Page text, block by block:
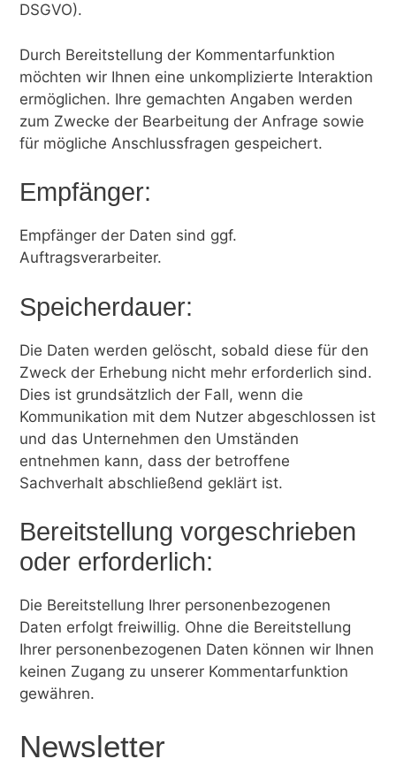
DSGVO).
Durch Bereitstellung der Kommentarfunktion
möchten wir Ihnen eine unkomplizierte Interaktion
ermöglichen. Ihre gemachten Angaben werden
zum Zwecke der Bearbeitung der Anfrage sowie
für mögliche Anschlussfragen gespeichert.
Empfänger:
Empfänger der Daten sind ggf.
Auftragsverarbeiter.
Speicherdauer:
Die Daten werden gelöscht, sobald diese für den
Zweck der Erhebung nicht mehr erforderlich sind.
Dies ist grundsätzlich der Fall, wenn die
Kommunikation mit dem Nutzer abgeschlossen ist
und das Unternehmen den Umständen
entnehmen kann, dass der betroffene
Sachverhalt abschließend geklärt ist.
Bereitstellung vorgeschrieben
oder erforderlich:
Die Bereitstellung Ihrer personenbezogenen
Daten erfolgt freiwillig. Ohne die Bereitstellung
Ihrer personenbezogenen Daten können wir Ihnen
keinen Zugang zu unserer Kommentarfunktion
gewähren.
Newsletter